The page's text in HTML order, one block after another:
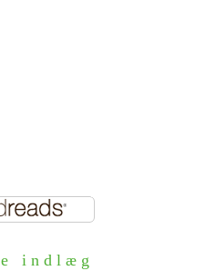
indlæg